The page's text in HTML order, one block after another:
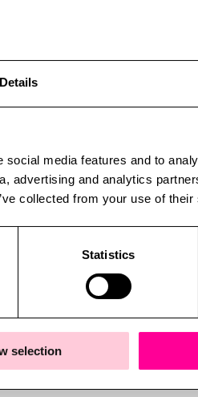
Details
media features and to
advertising and analytics
collected from your use of
Statistics
selection